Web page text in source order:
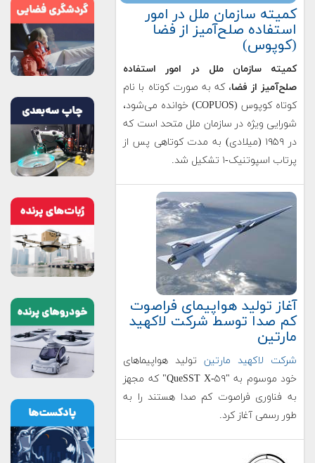
کمیته سازمان ملل در امور
استفاده صلح‌آمیز از فضا
(کوپوس)
کمیته سازمان ملل در امور استفاده
صلح‌آمیز از فضا، که به صورت کوتاه با نام
کوتاه کوپوس (COPUOS) خوانده می‌شود،
شورایی ویژه در سازمان ملل متحد است که
در ۱۹۵۹ (میلادی) به مدت کوتاهی پس از
پرتاب اسپوتنیک-۱ تشکیل شد.
آغاز تولید هواپیمای فراصوت
کم صدا توسط شرکت لاکهید
مارتین
شرکت لاکهید مارتینتولید هواپیماهای
خود موسوم به "QueSST X-۵۹" که مجهز
به فناوری فراصوت کم صدا هستند را به
طور رسمی آغاز کرد.